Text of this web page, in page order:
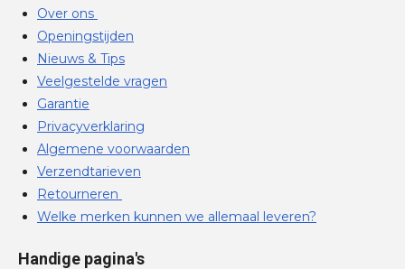
Over ons
Openingstijden
Nieuws & Tips
Veelgestelde vragen
Garantie
Privacyverklaring
Algemene voorwaarden
Verzendtarieven
Retourneren
Welke merken kunnen we allemaal leveren?
Handige pagina's